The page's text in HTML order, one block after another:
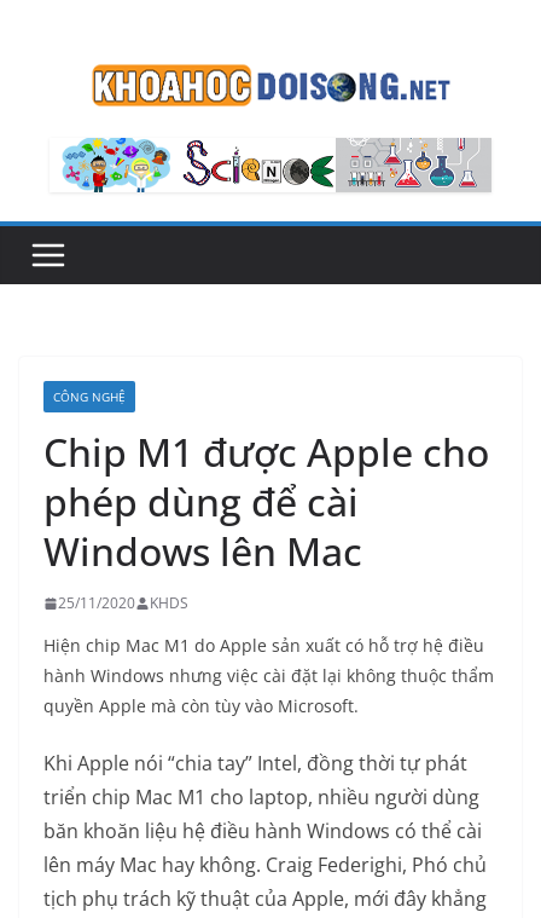
CÔNG NGHỆ
Chip M1 được Apple cho
phép dùng để cài
Windows lên Mac
25/11/2020 KHDS
Hiện chip Mac M1 do Apple sản xuất có hỗ trợ hệ điều
hành Windows nhưng việc cài đặt lại không thuộc thẩm
quyền Apple mà còn tùy vào Microsoft.
Khi Apple nói “chia tay” Intel, đồng thời tự phát
triển chip Mac M1 cho laptop, nhiều người dùng
băn khoăn liệu hệ điều hành Windows có thể cài
lên máy Mac hay không. Craig Federighi, Phó chủ
tịch phụ trách kỹ thuật của Apple, mới đây khẳng